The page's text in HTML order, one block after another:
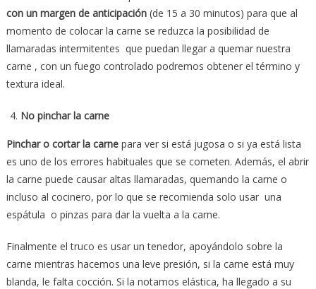
con un margen de anticipación(de 15 a 30 minutos) para que al
momento de colocar la carne se reduzca la posibilidad de
llamaradas intermitentes que puedan llegar a quemar nuestra
carne , con un fuego controlado podremos obtener el término y
textura ideal.
No pinchar la carne
Pinchar o cortar la carnepara ver si está jugosa o si ya está lista
es uno de los errores habituales que se cometen. Además, el abrir
la carne puede causar altas llamaradas, quemando la carne o
incluso al cocinero, por lo que se recomienda solo usar una
espátula o pinzas para dar la vuelta a la carne.
Finalmente el truco es usar un tenedor, apoyándolo sobre la
carne mientras hacemos una leve presión, si la carne está muy
blanda, le falta cocción. Si la notamos elástica, ha llegado a su